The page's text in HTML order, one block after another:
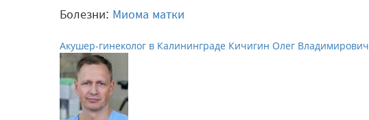
Болезни: Миома матки
Акушер-гинеколог в Калининграде Кичигин Олег Владимирович